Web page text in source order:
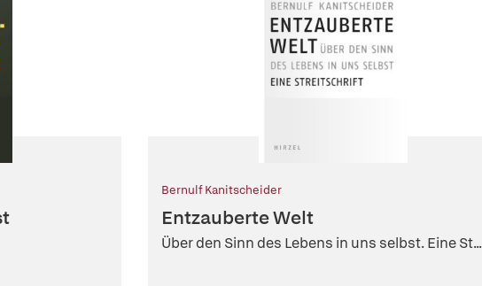
Bernulf Kanitscheider
Entzauberte Welt
Über den Sinn des Lebens in uns selbst. Eine St...